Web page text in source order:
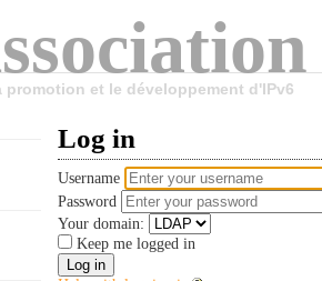
promotion et le développement d'IPv6
Log in
Username
Password
Your domain:
Keep me logged in